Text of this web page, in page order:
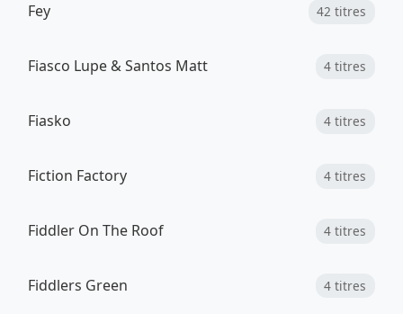
Fey 42 titres
Fiasco Lupe & Santos Matt 4 titres
Fiasko 4 titres
Fiction Factory 4 titres
Fiddler On The Roof 4 titres
Fiddlers Green 4 titres